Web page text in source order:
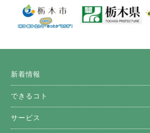
新着情報
できるコト
サービス